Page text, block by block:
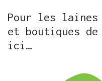
Pour les
et boutiques
ici…